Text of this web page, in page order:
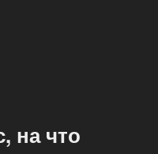
на что